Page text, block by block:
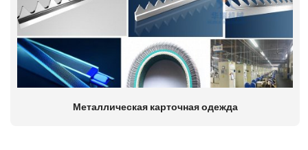
Металлическая карточная одежда